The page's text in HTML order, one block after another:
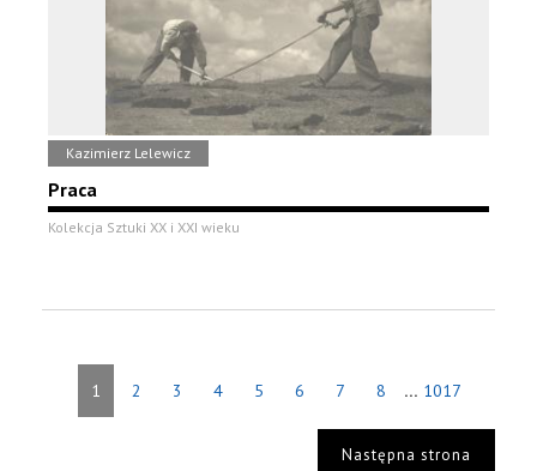
Kazimierz Lelewicz
Praca
Kolekcja Sztuki XX i XXI wieku
1 2 3 4 5 6 7 8 ... 1017
Następna strona